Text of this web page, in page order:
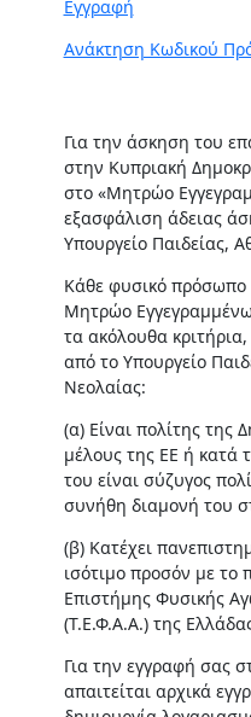
Εγγραφή
Ανάκτηση Κωδικού
Για την άσκηση του
στην Κυπριακή
στο «Μητρώο
εξασφάλιση άδειας
Υπουργείο Παιδείας,
Κάθε φυσικό πρόσωπο
Μητρώο
τα ακόλουθα
από το Υπουργείο
Νεολαίας:
(α) Είναι πολίτης της
μέλους της ΕΕ ή κατά
του είναι σύζυγος
συνήθη διαμονή του
(β) Κατέχει
ισότιμο προσόν με το
Επιστήμης Φυσικής
(Τ.Ε.Φ.Α.Α.) της
Για την εγγραφή σας
απαιτείται αρχικά